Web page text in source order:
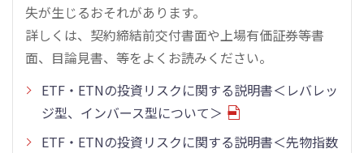
失が生じるおそれがあります。
詳しくは、契約締結前交付書面や上場有価証券等書
面、目論見書、等をよくお読みください。
ETF・ETNの投資リスクに関する説明書＜レバレッ
ジ型、インバース型について＞
ETF・ETNの投資リスクに関する説明書＜先物指数